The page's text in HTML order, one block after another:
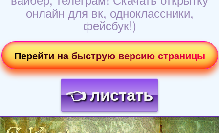
онлайн для вк, одноклассники,
фейсбук!)
Перейти на быструю версию страницы
👈 листать
Загрузка картинки...